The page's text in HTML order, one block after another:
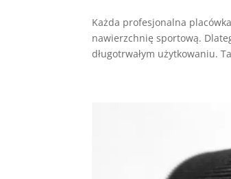
Każda profesjonalna
nawierzchnię sportową.
długotrwałym użytkowaniu.